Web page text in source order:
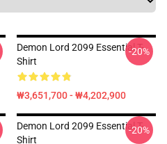
Demon Lord 2099 Essential T-
Shirt
₩3,651,700 - ₩4,202,900
-20%
Demon Lord 2099 Essential T-
Shirt
-20%